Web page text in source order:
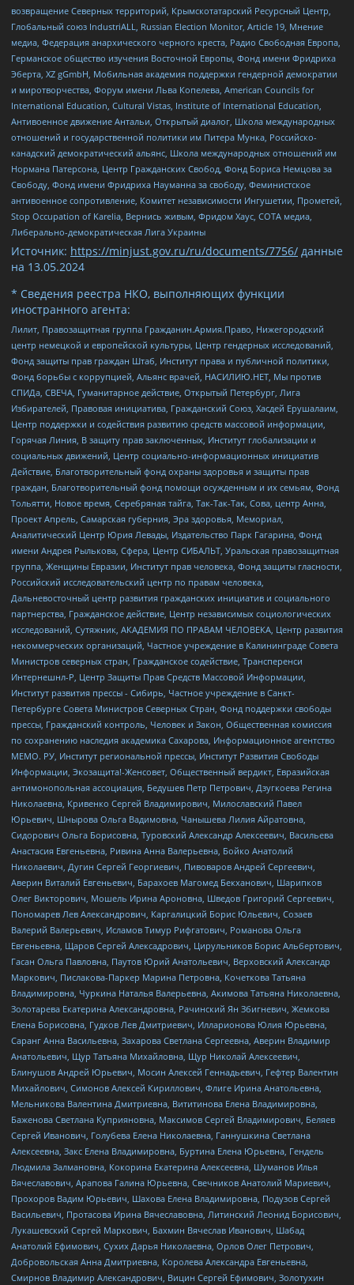
возвращение Северных территорий, Крымскотатарский Ресурсный Центр,
Глобальный союз IndustriALL, Russian Election Monitor, Article 19, Мнение
медиа, Федерация анархического черного креста, Радио Свободная Европа,
Германское общество изучения Восточной Европы, Фонд имени Фридриха
Эберта, XZ gGmbH, Мобильная академия поддержки гендерной демократии
и миротворчества, Форум имени Льва Копелева, American Councils for
International Education, Cultural Vistas, Institute of International Education,
Антивоенное движение Антальи, Открытый диалог, Школа международных
отношений и государственной политики им Питера Мунка, Российско-
канадский демократический альянс, Школа международных отношений им
Нормана Патерсона, Центр Гражданских Свобод, Фонд Бориса Немцова за
Свободу, Фонд имени Фридриха Науманна за свободу, Феминистское
антивоенное сопротивление, Комитет независимости Ингушетии, Прометей,
Stop Occupation of Karelia, Вернись живым, Фридом Хаус, СОТА медиа,
Либерально-демократическая Лига Украины
Источник: https://minjust.gov.ru/ru/documents/7756/ данные
на 13.05.2024
* Сведения реестра НКО, выполняющих функции
иностранного агента:
Лилит, Правозащитная группа Гражданин.Армия.Право, Нижегородский
центр немецкой и европейской культуры, Центр гендерных исследований,
Фонд защиты прав граждан Штаб, Институт права и публичной политики,
Фонд борьбы с коррупцией, Альянс врачей, НАСИЛИЮ.НЕТ, Мы против
СПИДа, СВЕЧА, Гуманитарное действие, Открытый Петербург, Лига
Избирателей, Правовая инициатива, Гражданский Союз, Хасдей Ерушалаим,
Центр поддержки и содействия развитию средств массовой информации,
Горячая Линия, В защиту прав заключенных, Институт глобализации и
социальных движений, Центр социально-информационных инициатив
Действие, Благотворительный фонд охраны здоровья и защиты прав
граждан, Благотворительный фонд помощи осужденным и их семьям, Фонд
Тольятти, Новое время, Серебряная тайга, Так-Так-Так, Сова, центр Анна,
Проект Апрель, Самарская губерния, Эра здоровья, Мемориал,
Аналитический Центр Юрия Левады, Издательство Парк Гагарина, Фонд
имени Андрея Рылькова, Сфера, Центр СИБАЛЬТ, Уральская правозащитная
группа, Женщины Евразии, Институт прав человека, Фонд защиты гласности,
Российский исследовательский центр по правам человека,
Дальневосточный центр развития гражданских инициатив и социального
партнерства, Гражданское действие, Центр независимых социологических
исследований, Сутяжник, АКАДЕМИЯ ПО ПРАВАМ ЧЕЛОВЕКА, Центр развития
некоммерческих организаций, Частное учреждение в Калининграде Совета
Министров северных стран, Гражданское содействие, Трансперенси
Интернешнл-Р, Центр Защиты Прав Средств Массовой Информации,
Институт развития прессы - Сибирь, Частное учреждение в Санкт-
Петербурге Совета Министров Северных Стран, Фонд поддержки свободы
прессы, Гражданский контроль, Человек и Закон, Общественная комиссия
по сохранению наследия академика Сахарова, Информационное агентство
МЕМО. РУ, Институт региональной прессы, Институт Развития Свободы
Информации, Экозащита!-Женсовет, Общественный вердикт, Евразийская
антимонопольная ассоциация, Бедушев Петр Петрович, Дзугкоева Регина
Николаевна, Кривенко Сергей Владимирович, Милославский Павел
Юрьевич, Шнырова Ольга Вадимовна, Чанышева Лилия Айратовна,
Сидорович Ольга Борисовна, Туровский Александр Алексеевич, Васильева
Анастасия Евгеньевна, Ривина Анна Валерьевна, Бойко Анатолий
Николаевич, Дугин Сергей Георгиевич, Пивоваров Андрей Сергеевич,
Аверин Виталий Евгеньевич, Барахоев Магомед Бекханович, Шарипков
Олег Викторович, Мошель Ирина Ароновна, Шведов Григорий Сергеевич,
Пономарев Лев Александрович, Каргалицкий Борис Юльевич, Созаев
Валерий Валерьевич, Исламов Тимур Рифгатович, Романова Ольга
Евгеньевна, Щаров Сергей Алексадрович, Цирульников Борис Альбертович,
Гасан Ольга Павловна, Паутов Юрий Анатольевич, Верховский Александр
Маркович, Пислакова-Паркер Марина Петровна, Кочеткова Татьяна
Владимировна, Чуркина Наталья Валерьевна, Акимова Татьяна Николаевна,
Золотарева Екатерина Александровна, Рачинский Ян Збигневич, Жемкова
Елена Борисовна, Гудков Лев Дмитриевич, Илларионова Юлия Юрьевна,
Саранг Анна Васильевна, Захарова Светлана Сергеевна, Аверин Владимир
Анатольевич, Щур Татьяна Михайловна, Щур Николай Алексеевич,
Блинушов Андрей Юрьевич, Мосин Алексей Геннадьевич, Гефтер Валентин
Михайлович, Симонов Алексей Кириллович, Флиге Ирина Анатольевна,
Мельникова Валентина Дмитриевна, Вититинова Елена Владимировна,
Баженова Светлана Куприяновна, Максимов Сергей Владимирович, Беляев
Сергей Иванович, Голубева Елена Николаевна, Ганнушкина Светлана
Алексеевна, Закс Елена Владимировна, Буртина Елена Юрьевна, Гендель
Людмила Залмановна, Кокорина Екатерина Алексеевна, Шуманов Илья
Вячеславович, Арапова Галина Юрьевна, Свечников Анатолий Мариевич,
Прохоров Вадим Юрьевич, Шахова Елена Владимировна, Подузов Сергей
Васильевич, Протасова Ирина Вячеславовна, Литинский Леонид Борисович,
Лукашевский Сергей Маркович, Бахмин Вячеслав Иванович, Шабад
Анатолий Ефимович, Сухих Дарья Николаевна, Орлов Олег Петрович,
Добровольская Анна Дмитриевна, Королева Александра Евгеньевна,
Смирнов Владимир Александрович, Вицин Сергей Ефимович, Золотухин